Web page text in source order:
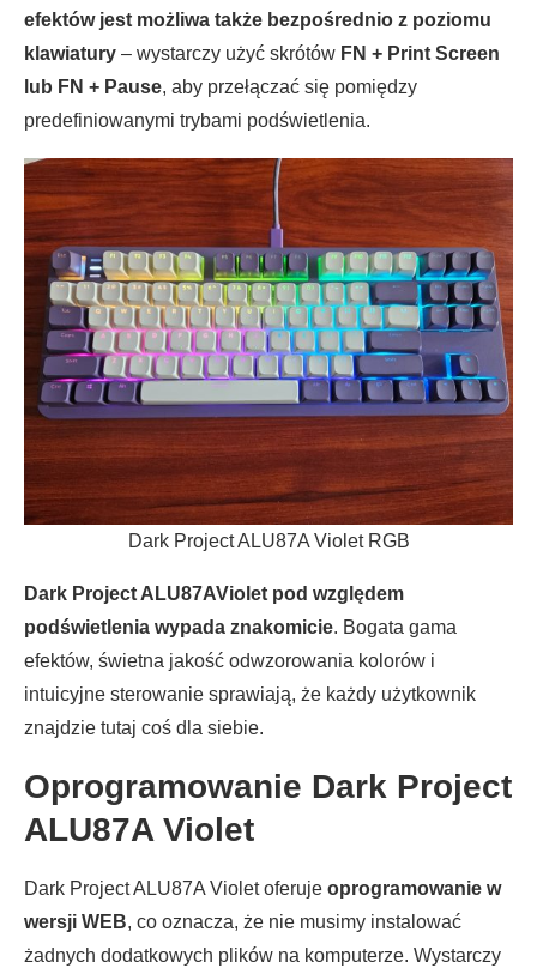
efektów jest możliwa także bezpośrednio z poziomu
klawiatury – wystarczy użyć skrótów FN + Print Screen
lub FN + Pause, aby przełączać się pomiędzy
predefiniowanymi trybami podświetlenia.
Dark Project ALU87A Violet RGB
Dark Project ALU87AViolet pod względem
podświetlenia wypada znakomicie. Bogata gama
efektów, świetna jakość odwzorowania kolorów i
intuicyjne sterowanie sprawiają, że każdy użytkownik
znajdzie tutaj coś dla siebie.
Oprogramowanie Dark Project
ALU87A Violet
Dark Project ALU87A Violet oferuje oprogramowanie w
wersji WEB, co oznacza, że nie musimy instalować
żadnych dodatkowych plików na komputerze. Wystarczy